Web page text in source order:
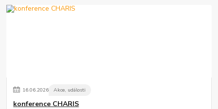
16.06.2026 Akce, události
konference CHARIS